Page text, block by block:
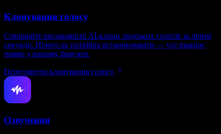
Клонування голосу
Створюйте високоякісні AI-клони людських голосів за лічені
секунди. Нічого не потрібно встановлювати — усе працює
прямо у вашому браузері.
Переглянути клонування голосу
Озвучення